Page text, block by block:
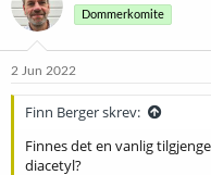
Dommerkomite
2 Jun 2022
Finn Berger skrev:
Finnes det en vanlig
diacetyl?